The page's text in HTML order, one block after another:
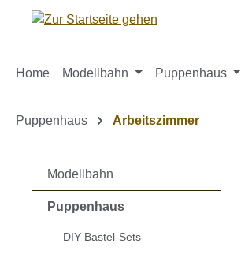
Hauptinhalt springen
Zur Suche springen
Zur Hauptnavigation springen
Home Modellbahn Puppenhaus
Puppenhaus Arbeitszimmer
Modellbahn
Puppenhaus
DIY Bastel-Sets